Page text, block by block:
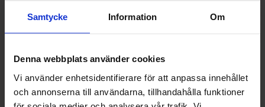
Samtycke Information Om
Denna webbplats använder cookies
Vi använder enhetsidentifierare för att anpassa innehållet
och annonserna till användarna, tillhandahålla funktioner